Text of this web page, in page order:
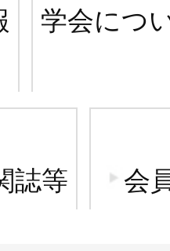
学会につ
誌等 会